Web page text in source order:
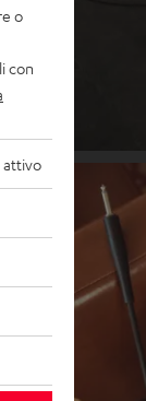
o
con
attivo